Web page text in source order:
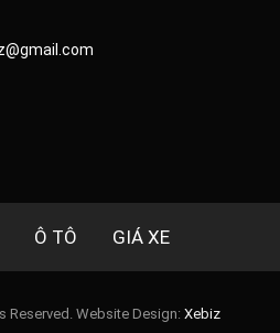
Ô TÔ GIÁ XE
Reserved. Website Design: Xebiz